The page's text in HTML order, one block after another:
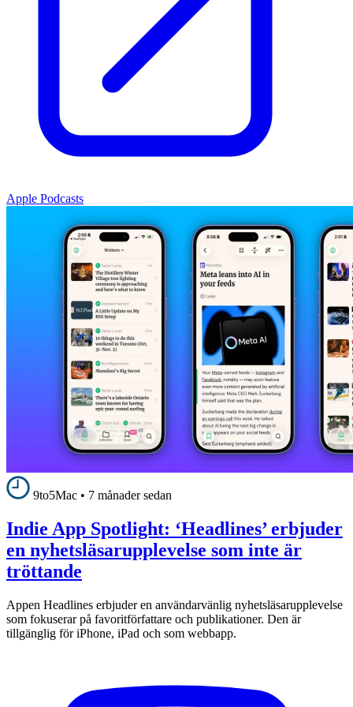
Apple Podcasts
9to5Mac • 7 månader sedan
Indie App Spotlight: ‘Headlines’ erbjuder
en nyhetsläsarupplevelse som inte är
tröttande
Appen Headlines erbjuder en användarvänlig nyhetsläsarupplevelse
som fokuserar på favoritförfattare och publikationer. Den är
tillgänglig för iPhone, iPad och som webbapp.